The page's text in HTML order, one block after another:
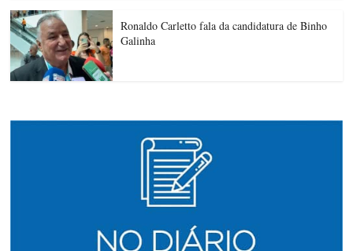
Ronaldo Carletto fala da candidatura de Binho
Galinha